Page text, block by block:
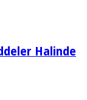
Halinde